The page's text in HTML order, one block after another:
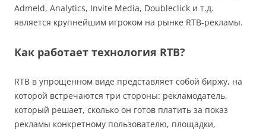
Admeld, Analytics, Invite Media, Doubleclick и т.д.
является крупнейшим игроком на рынке RTB-рекламы.
Как работает технология RTB?
RTB в упрощенном виде представляет собой биржу, на
которой встречаются три стороны: рекламодатель,
который решает, сколько он готов платить за показ
рекламы конкретному пользователю, площадки,